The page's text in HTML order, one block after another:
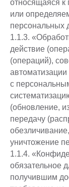
относящаяся к
или
персональных
1.1.3.
действие
(операций),
автоматизации
с
(обновление,
передачу
уничтожение
1.1.4.
обязательное
получившим